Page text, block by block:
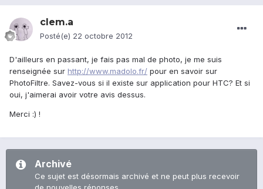
clem.a
Posté(e) 22 octobre 2012
D'ailleurs en passant, je fais pas mal de photo, je me suis
renseignée sur http://www.madolo.fr/ pour en savoir sur
PhotoFiltre. Savez-vous si il existe sur application pour HTC? Et si
oui, j'aimerai avoir votre avis dessus.
Merci :) !
Archivé
Ce sujet est désormais archivé et ne peut plus recevoir